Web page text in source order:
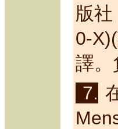
版社
0-X)(
譯。
7.